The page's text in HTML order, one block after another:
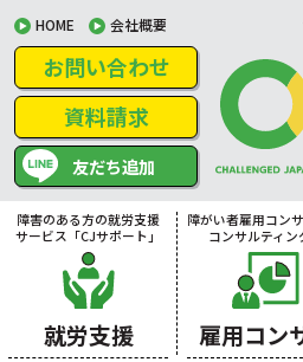
HOME 会社概要
お問い合わせ
資料請求
友だち追加
障害のある方の就労支援
サービス「CJサポート」
就労支援
障がい者雇用コン
コンサルティン
雇用コン